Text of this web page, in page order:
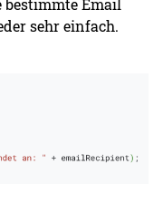
bestimmte Email
sehr einfach.